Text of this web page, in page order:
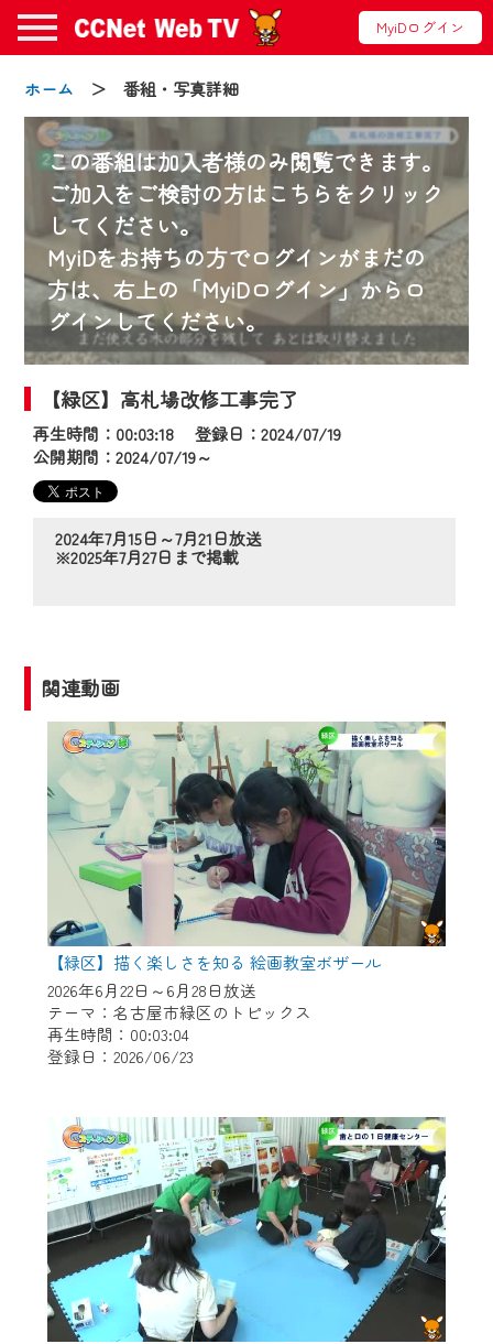
MyiDログイン
ホーム ＞ 番組・写真詳細
この番組は加入者様のみ閲覧できます。
ご加入をご検討の方はこちらをクリック
してください。
MyiDをお持ちの方でログインがまだの
方は、右上の「MyiDログイン」からロ
グインしてください。
【緑区】高札場改修工事完了
再生時間：00:03:18 登録日：2024/07/19
公開期間：2024/07/19～
2024年7月15日～7月21日放送
※2025年7月27日まで掲載
関連動画
【緑区】描く楽しさを知る 絵画教室ボザール
2026年6月22日～6月28日放送
テーマ：名古屋市緑区のトピックス
再生時間：00:03:04
登録日：2026/06/23
お知らせ
2024/09/02
動画配信サービス『CCNet Web TV』は2024
年9月24日からリニューアルします！
【変更点】
◆デザイン変更により、お住まいの地域
の動画コンテンツが一目瞭然。
◆当社アプリやＰＣブラウザから、いつ
でも・どこでも・外出先でも！
【ご注意】
2024年9月24日からはご加入者様へのサー
ビス向上のため、
『CCNet Web TV』を利用いただくには、
一部コンテンツを除き、
CCNetサービスへの加入と『CCNetマイ
ページ※』へのログインが必要となりま
す。
何卒、ご理解ご了承の程よろしくお願い
いたします。
※マイページへのログインには、MyIDが必
要となります。
※MyIDとは、CCNet Web TVを含むCCNetの
各種サービスをご利用頂くためのIDです。
で設定できます。
（GmailやYahooなどのフリーメールアドレ
スでも作成可能です）
※マイページへのログイン・MyIDの新規登
録はこちらから
※CCNetアプリをご利用中の方は引き続き
ご視聴いただけます。